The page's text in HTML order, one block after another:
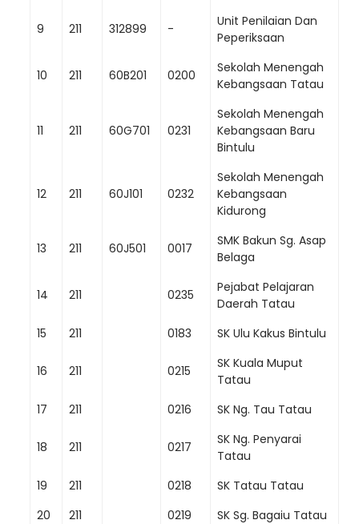
9 211 312899 -
Unit Penilaian Dan
Peperiksaan
10 211 60B201 0200
Sekolah Menengah
Kebangsaan Tatau
11 211 60G701 0231
Sekolah Menengah
Kebangsaan Baru
Bintulu
12 211 60J101 0232
Sekolah Menengah
Kebangsaan
Kidurong
13 211 60J501 0017
SMK Bakun Sg. Asap
Belaga
14 211 0235
Pejabat Pelajaran
Daerah Tatau
15
211 0183 SK Ulu Kakus Bintulu
16 211 0215
SK Kuala Muput
Tatau
17
211 0216 SK Ng. Tau Tatau
18 211 0217
SK Ng. Penyarai
Tatau
19
211 0218
SK Tatau Tatau
20
211 0219
SK Sg. Bagaiu Tatau